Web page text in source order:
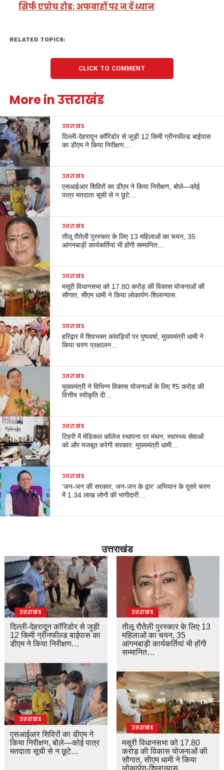
सिर्फ एप्रोच रोड; अफवाहों पर न दें ध्यान
RELATED TOPICS:
CLICK TO COMMENT
More in उत्तराखंड
उत्तराखंड
दिल्ली-देहरादून कॉरिडोर से जुड़ी 12 किमी ग्रीनफील्ड बाईपास
का डीएम ने किया निरीक्षण…
उत्तराखंड
एसआईआर शिविरों का डीएम ने किया निरीक्षण, बोले—कोई
पात्र मतदाता सूची से न छूटे…
उत्तराखंड
तीलू रौतेली पुरस्कार के लिए 13 महिलाओं का चयन, 35
आंगनबाड़ी कार्यकर्तियां भी होंगी सम्मानित…
उत्तराखंड
मसूरी विधानसभा को 17.80 करोड़ की विकास योजनाओं की
सौगात, सीएम धामी ने किया लोकार्पण-शिलान्यास.
उत्तराखंड
हरिद्वार में शिवभक्त कांवड़ियों पर पुष्पवर्षा, मुख्यमंत्री धामी ने
किया चरण प्रक्षालन…
उत्तराखंड
मुख्यमंत्री ने विभिन्न विकास योजनाओं के लिए ₹5 करोड़ की
वित्तीय स्वीकृति दी…
उत्तराखंड
टिहरी में मेडिकल कॉलेज स्थापना पर मंथन, स्वास्थ्य सेवाओं
को और मजबूत करेगी सरकार: मुख्यमंत्री धामी…
उत्तराखंड
‘जन-जन की सरकार, जन-जन के द्वार’ अभियान के दूसरे चरण
में 1.34 लाख लोगों की भागीदारी…
उत्तराखंड
उत्तराखंड
दिल्ली-देहरादून कॉरिडोर से जुड़ी
12 किमी ग्रीनफील्ड बाईपास का
डीएम ने किया निरीक्षण…
उत्तराखंड
एसआईआर शिविरों का डीएम ने
किया निरीक्षण, बोले—कोई पात्र
मतदाता सूची से न छूटे…
उत्तराखंड
तीलू रौतेली पुरस्कार के लिए 13
महिलाओं का चयन, 35
आंगनबाड़ी कार्यकर्तियां भी होंगी
सम्मानित…
उत्तराखंड
मसूरी विधानसभा को 17.80
करोड़ की विकास योजनाओं की
सौगात, सीएम धामी ने किया
लोकार्पण-शिलान्यास.